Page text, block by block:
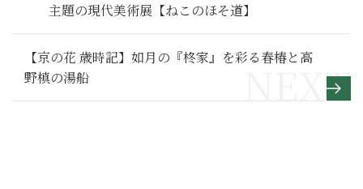
主題の現代美術展【ねこのほそ道】
【京の花 歳時記】如月の『柊家』を彩る春椿と高
野槙の湯船